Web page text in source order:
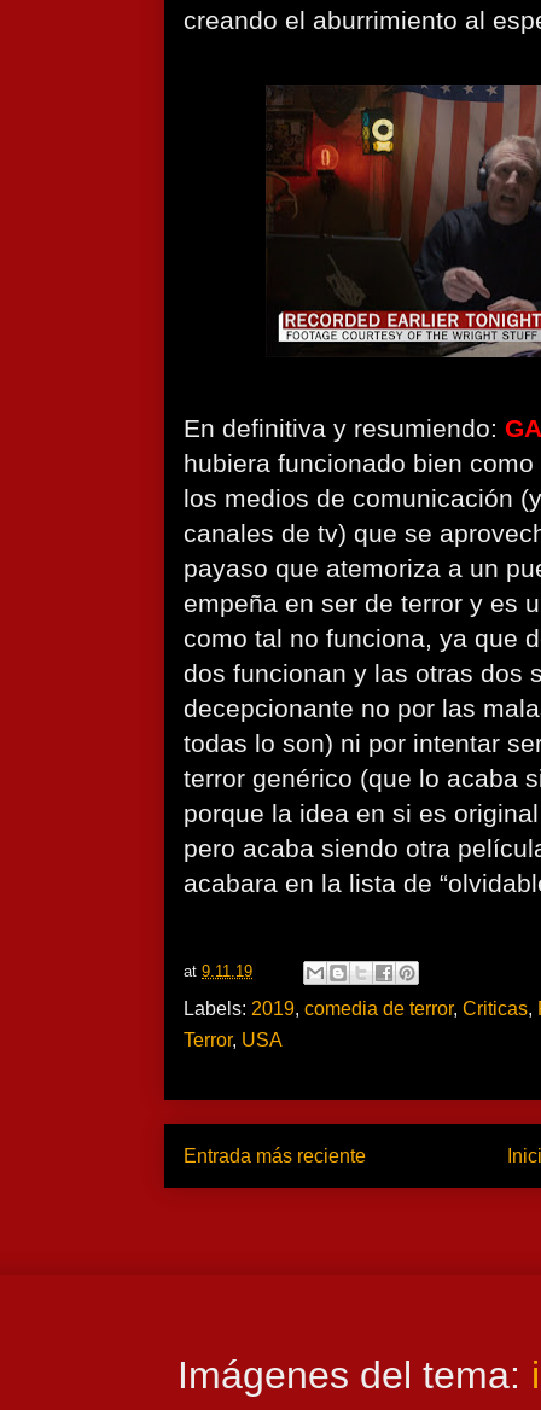
creando el aburrimiento al
En definitiva y resumiendo:
hubiera funcionado bien
los medios de comunicación
canales de tv) que se
payaso que atemoriza a un
empeña en ser de terror y es
como tal no funciona, ya que
dos funcionan y las otras dos
decepcionante no por las
todas lo son) ni por intentar
terror genérico (que lo acaba
porque la idea en si es
pero acaba siendo otra
acabara en la lista de
at 9.11.19
Labels: 2019, comedia de terror, Criticas,
Terror, USA
Entrada más reciente
Imágenes del tema: